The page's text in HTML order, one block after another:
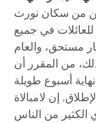
من سكان نورث
للعائلات في جميع
مستحق، والعام
من المقرر أن
أسبوع طويلة
إن لامبالاة